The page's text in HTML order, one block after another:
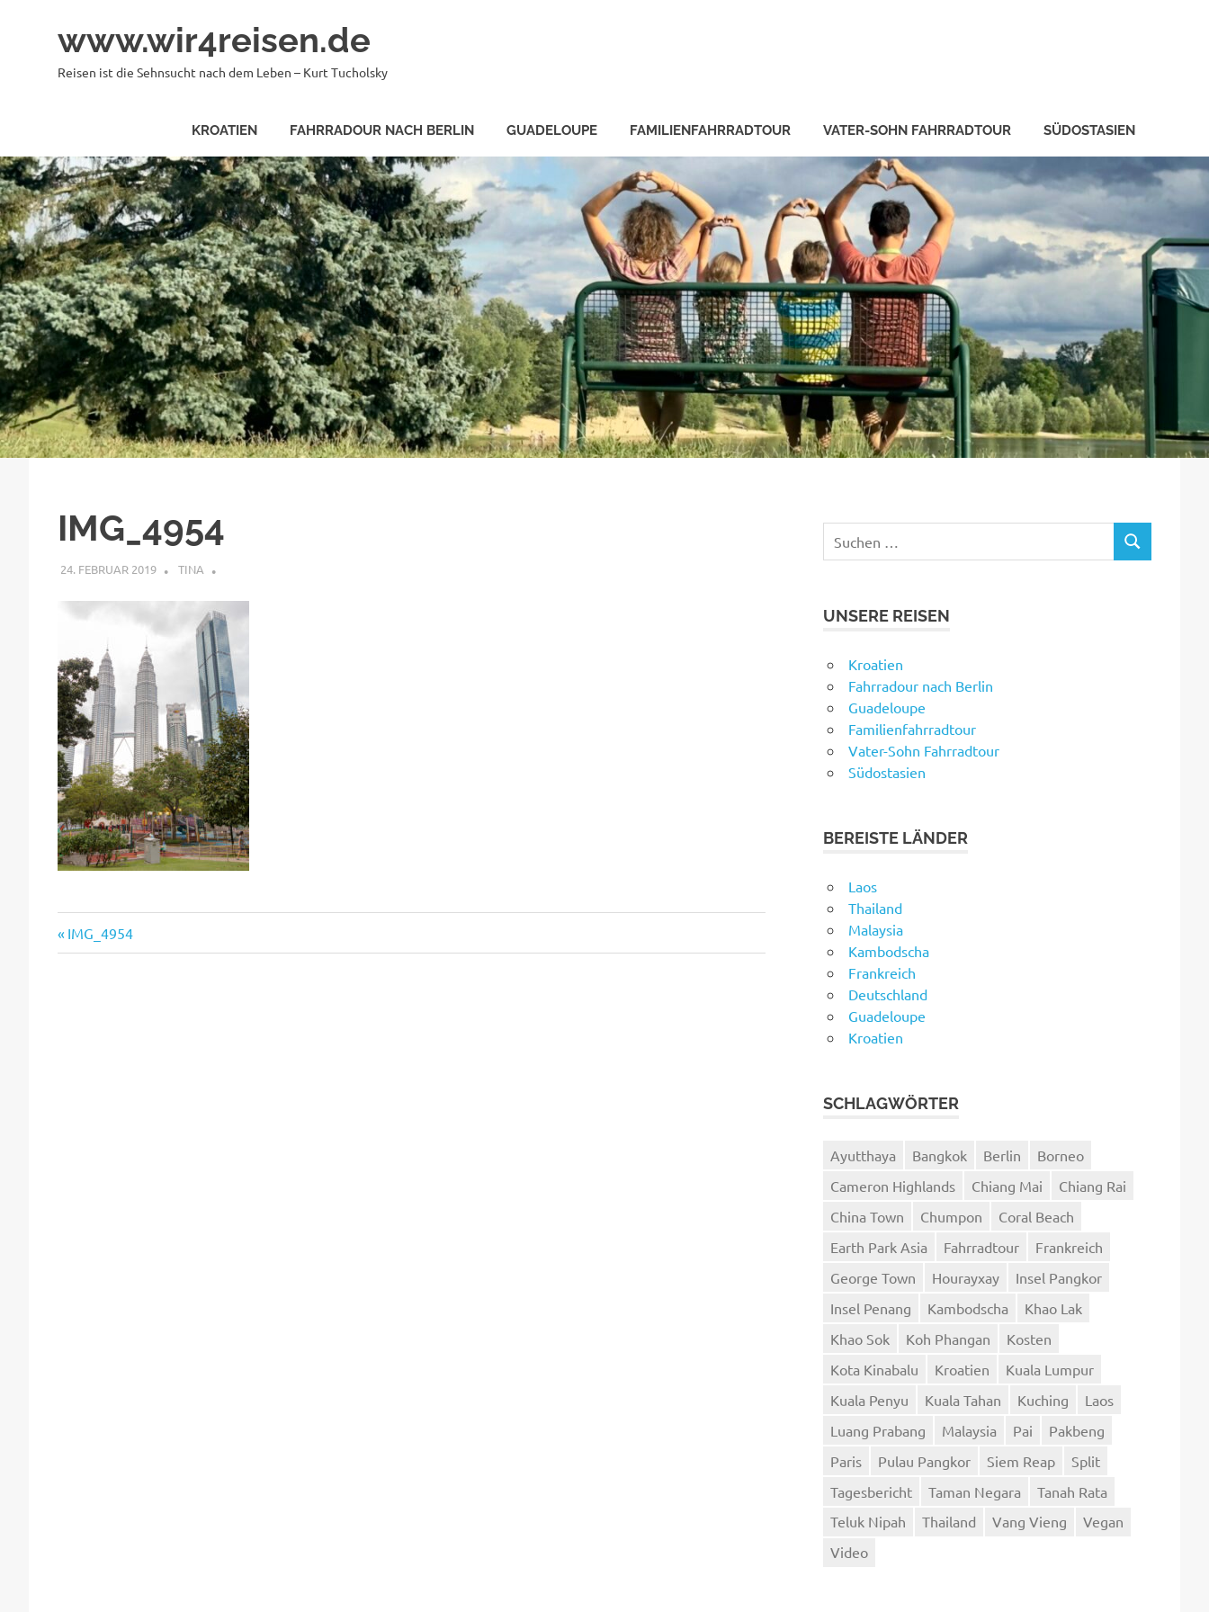
www.wir4reisen.de
Reisen ist die Sehnsucht nach dem Leben – Kurt Tucholsky
KROATIEN FAHRRADOUR NACH BERLIN GUADELOUPE FAMILIENFAHRRADTOUR VATER-SOHN FAHRRADTOUR SÜDOSTASIEN
IMG_4954
24. FEBRUAR 2019 TINA
Beitragsnavigation
Vorheriger
Beitrag:
IMG_4954
nach:
SUCHEN
UNSERE REISEN
Kroatien
Fahrradour nach Berlin
Guadeloupe
Familienfahrradtour
Vater-Sohn Fahrradtour
Südostasien
BEREISTE LÄNDER
Laos
Thailand
Malaysia
Kambodscha
Frankreich
Deutschland
Guadeloupe
Kroatien
SCHLAGWÖRTER
Ayutthaya Bangkok Berlin
Borneo
Cameron Highlands
Chiang Mai
Chiang Rai
China Town
Chumpon
Coral Beach
Earth Park Asia
Fahrradtour
Frankreich
George Town
Hourayxay
Insel Pangkor
Insel Penang
Kambodscha
Khao Lak
Khao Sok
Koh Phangan
Kosten
Kota Kinabalu
Kroatien
Kuala Lumpur
Kuala Penyu
Kuala Tahan Kuching
Laos
Luang Prabang
Malaysia Pai
Pakbeng
Paris
Pulau Pangkor Siem Reap
Split
Tagesbericht
Taman Negara
Tanah Rata
Teluk Nipah
Thailand Vang Vieng
Vegan
Video